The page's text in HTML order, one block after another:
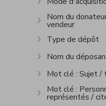
Afficher plus
Afficher plus
Nom du
vendeur
Afficher plus
Type de dépôt
Afficher plus
Nom du
Afficher plus
Mot clé : Sujet /
Afficher plus
Mot clé :
représentés /